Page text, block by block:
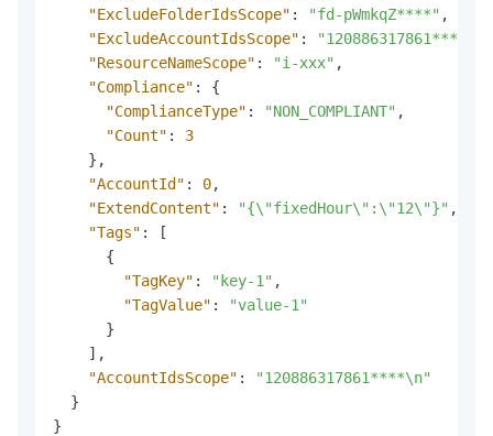
"ExcludeFolderIdsScope" : "fd-pWmkqZ****" ,
"ExcludeAccountIdsScope" : "120886317861****"
"ResourceNameScope" : "i-xxx" ,
"Compliance" :
{
"ComplianceType" : "NON_COMPLIANT" ,
"Count" :
3
} ,
"AccountId" : 0,
"ExtendContent" : "{\"fixedHour\":\"12\"}" ,
"Tags" :
[
{
"TagKey" : "key-1" ,
"TagValue" :
"value-1"
}
] ,
"AccountIdsScope" :
"120886317861****\n"
}
}